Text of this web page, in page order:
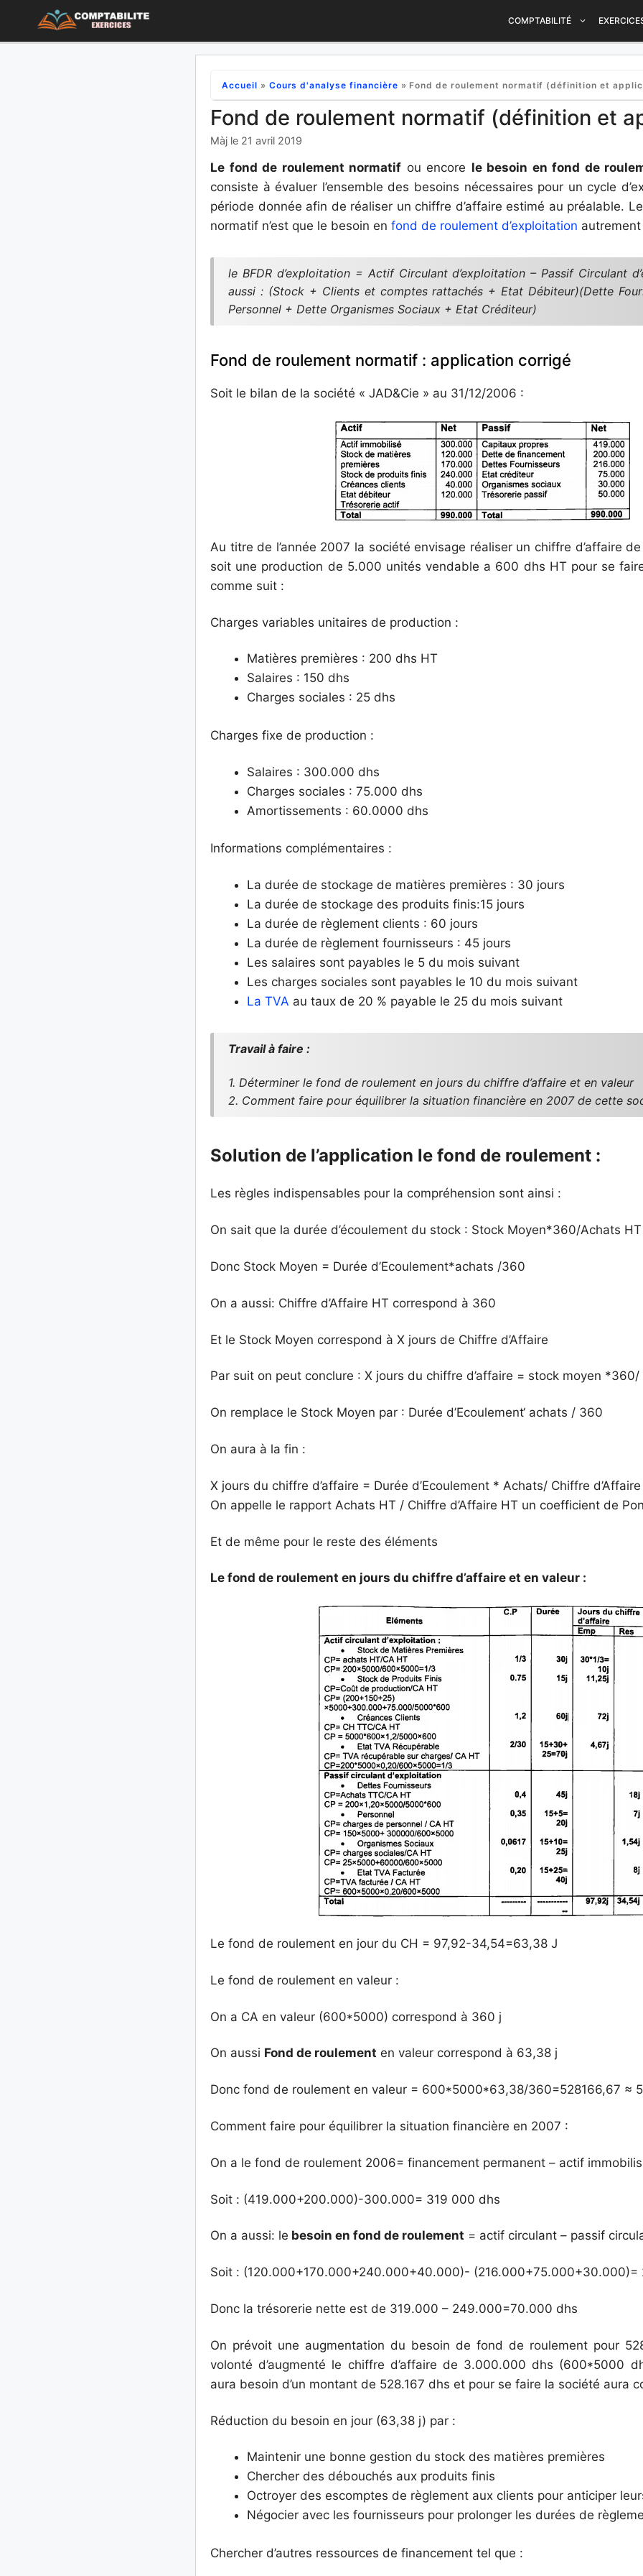
contenu
COMPTABILITÉ
Accueil » Cours d'analyse financière » Fond de roulement normatif (définition et
Fond de roulement normatif (définition et
Màj le 21 avril 2019
Le fond de roulement normatif ou encore le besoin en fond de
consiste à évaluer l’ensemble des besoins nécessaires pour un cycle
période donnée afin de réaliser un chiffre d’affaire estimé au préalable.
normatif n’est que le besoin en fond de roulement d’exploitation
le BFDR d’exploitation = Actif Circulant d’exploitation – Passif Circulant
aussi : (Stock + Clients et comptes rattachés + Etat Débiteur)(Dette
Personnel + Dette Organismes Sociaux + Etat Créditeur)
Fond de roulement normatif : application corrigé
Soit le bilan de la société « JAD&Cie » au 31/12/2006 :
Au titre de l’année 2007 la société envisage réaliser un chiffre d’affaire
soit une production de 5.000 unités vendable a 600 dhs HT pour se
comme suit :
Charges variables unitaires de production :
Matières premières : 200 dhs HT
Salaires : 150 dhs
Charges sociales : 25 dhs
Charges fixe de production :
Salaires : 300.000 dhs
Charges sociales : 75.000 dhs
Amortissements : 60.0000 dhs
Informations complémentaires :
La durée de stockage de matières premières : 30 jours
La durée de stockage des produits finis:15 jours
La durée de règlement clients : 60 jours
La durée de règlement fournisseurs : 45 jours
Les salaires sont payables le 5 du mois suivant
Les charges sociales sont payables le 10 du mois suivant
La TVA au taux de 20 % payable le 25 du mois suivant
Travailà faire :
1. Déterminer le fond de roulement en jours du chiffre d’affaire et en valeur
2. Comment faire pour équilibrer la situation financière en 2007 de cette
Solution de l’application le fond de roulement :
Les règles indispensables pour la compréhension sont ainsi :
On sait que la durée d’écoulement du stock : Stock Moyen*360/Achats HT
Donc Stock Moyen = Durée d’Ecoulement*achats /360
On a aussi: Chiffre d’Affaire HT correspond à 360
Et le Stock Moyen correspond à X jours de Chiffre d’Affaire
Par suit on peut conclure : X jours du chiffre d’affaire = stock moyen *360/
On remplace le Stock Moyen par : Durée d’Ecoulement‘ achats / 360
On aura à la fin :
X jours du chiffre d’affaire = Durée d’Ecoulement * Achats/ Chiffre
On appelle le rapport Achats HT / Chiffre d’Affaire HT un coefficient de
Et de même pour le reste des éléments
Le fond de roulement en jours du chiffre d’affaire et en valeur :
Le fond de roulement en jour du CH = 97,92-34,54=63,38 J
Le fond de roulement en valeur :
On a CA en valeur (600*5000) correspond à 360 j
On aussi Fond de roulement en valeur correspond à 63,38 j
Donc fond de roulement en valeur = 600*5000*63,38/360=528166,67 ≈
Comment faire pour équilibrer la situation financière en 2007 :
On a le fond de roulement 2006= financement permanent – actif
Soit : (419.000+200.000)-300.000= 319 000 dhs
On a aussi: le besoin en fond de roulement = actif circulant – passif
Soit : (120.000+170.000+240.000+40.000)- (216.000+75.000+30.000)=
Donc la trésorerie nette est de 319.000 – 249.000=70.000 dhs
On prévoit une augmentation du besoin de fond de roulement pour
volonté d’augmenté le chiffre d’affaire de 3.000.000 dhs (600*5000
aura besoin d’un montant de 528.167 dhs et pour se faire la société aura
Réduction du besoin en jour (63,38 j) par :
Maintenir une bonne gestion du stock des matières premières
Chercher des débouchés aux produits finis
Octroyer des escomptes de règlement aux clients pour anticiper
Négocier avec les fournisseurs pour prolonger les durées de
Chercher d’autres ressources de financement tel que :